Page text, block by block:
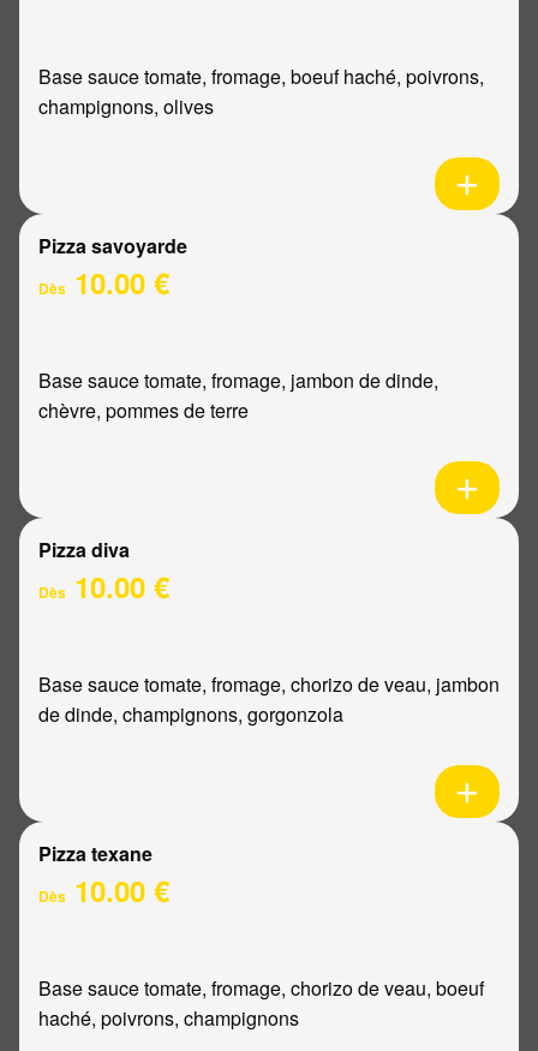
Base sauce tomate, fromage, boeuf haché, poivrons,
champignons, olives
Pizza savoyarde
Dès 10.00 €
Base sauce tomate, fromage, jambon de dinde,
chèvre, pommes de terre
Pizza diva
Dès 10.00 €
Base sauce tomate, fromage, chorizo de veau, jambon
de dinde, champignons, gorgonzola
Pizza texane
Dès 10.00 €
Base sauce tomate, fromage, chorizo de veau, boeuf
haché, poivrons, champignons